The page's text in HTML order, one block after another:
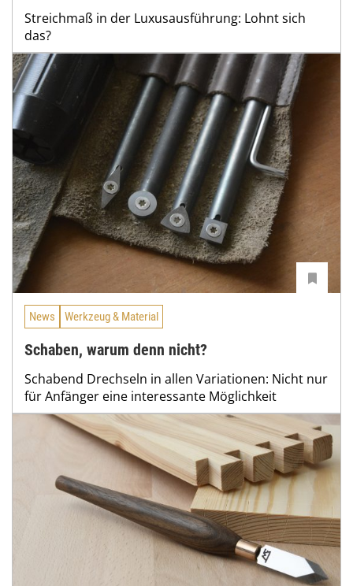
Streichmaß in der Luxusausführung: Lohnt sich
das?
News Werkzeug & Material
Schaben, warum denn nicht?
Schabend Drechseln in allen Variationen: Nicht nur
für Anfänger eine interessante Möglichkeit